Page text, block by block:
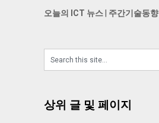
오늘의 ICT 뉴스| 주간기술동향
상위 글 및 페이지